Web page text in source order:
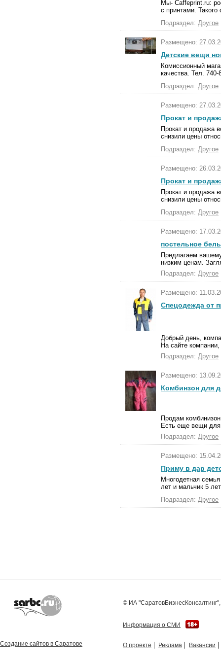
Мы- Caffeprint.ru:
с принтами. Такого
Подраздел: Другое
Размещено:
Детские вещи
Комиссионный
качества. Тел.
Подраздел: Другое
Размещено:
Прокат и
Прокат и продажа
снизили цены
Подраздел: Другое
Размещено:
Прокат и
Прокат и продажа
снизили цены
Подраздел: Другое
Размещено:
постельное
Предлагаем
низким ценам.
Подраздел: Другое
Размещено:
Спецодежда от
Добрый день,
На сайте
Подраздел: Другое
Размещено:
Комбинзон для
Продам
Есть еще вещи для
Подраздел: Другое
Размещено:
Приму в дар
Многодетная
лет и мальчик 5
Подраздел: Другое
© ИА
Информация о СМИ
О проекте Реклама Вакансии
Создание сайтов в Саратове